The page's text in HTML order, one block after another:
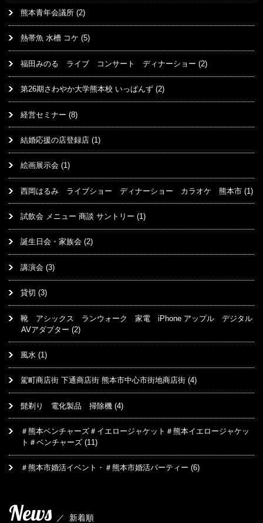
熊本青年会議所 (2)
熱帯魚 水槽 コケ (5)
福田みのる ライブ コンサート ディナーショー (2)
第26期さわやか大学熊本校 いっぱんず (2)
経営セミナー (8)
結婚応援の店登録店 (1)
絵画展示会 (1)
西岡はるみ ライブショー ディナーショー カラオケ 熊本市 (1)
試飲会 メニュー 商談 サントリー (1)
誕生日会・家族会 (2)
講演会 (3)
貸切 (3)
靴 アシックス ランウォーク 家電 iPhone アップル デジタル
AVアダプター (2)
風水 (1)
駕町商店街 下通商店街 熊本市中心市街地商店街 (4)
髭剃り 電化製品 掃除機 (4)
＃熊本ベンチャーズ＃イエロージャケット＃熊本イエロージャケッ
ト＃ベンチャーズ (11)
＃熊本市婚活イベント・＃熊本市婚活パーティー (6)
News ／ 新着順